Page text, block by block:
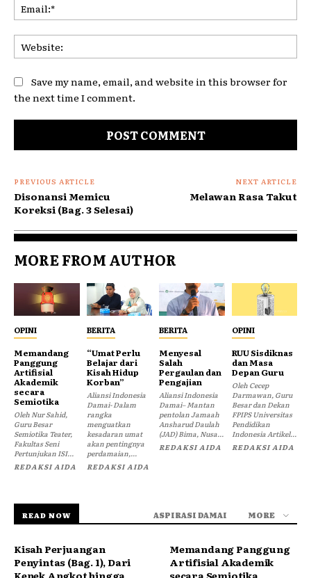
Save my name, email, and website in this browser for
the next time I comment.
PREVIOUS ARTICLE
Disonansi Memicu
Koreksi (Bag. 3 Selesai)
NEXT ARTICLE
Melawan Rasa Takut
MORE FROM AUTHOR
OPINI
Memandang
Panggung
Artifisial
Akademik
secara
Semiotika
Oleh Nur Sahid,
Guru Besar
Semiotika Teater,
Fakultas Seni
Pertunjukan ISI...
REDAKSI AIDA
BERITA
“Umat Perlu
Belajar dari
Kisah Hidup
Korban”
Aliansi Indonesia
Damai- Dalam
rangka
menguatkan
kesadaran umat
akan pentingnya
perdamaian,...
REDAKSI AIDA
BERITA
Menyesal
Salah
Pergaulan dan
Pengajian
Aliansi Indonesia
Damai– Mantan
pentolan Jamaah
Ansharud Daulah
(JAD) Bima, Nusa...
REDAKSI AIDA
OPINI
RUU Sisdiknas
dan Masa
Depan Guru
Oleh Cecep
Darmawan, Guru
Besar dan Dekan
FPIPS Universitas
Pendidikan
Indonesia Artikel...
REDAKSI AIDA
READ NOW ASPIRASI DAMAI MORE
Kisah Perjuangan
Penyintas (Bag. 1), Dari
Kenek Angkot hingga
Memandang Panggung
Artifisial Akademik
secara Semiotika